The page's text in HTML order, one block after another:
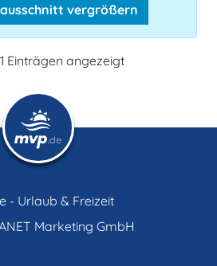
vergrößern
1 Einträgen angezeigt
- Urlaub & Freizeit
Marketing GmbH